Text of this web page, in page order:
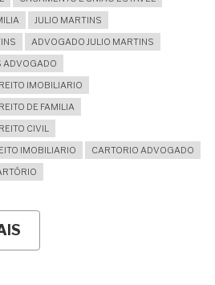
JULIO MARTINS
ADVOGADO JULIO MARTINS
ADVOGADO
IMOBILIARIO
DE FAMILIA
CIVIL
IMOBILIARIO
CARTORIO ADVOGADO
POR